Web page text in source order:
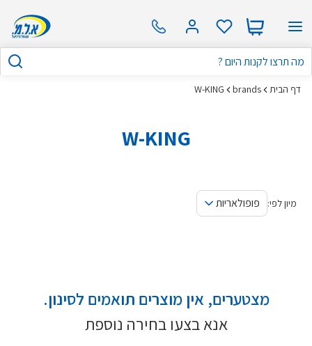
דף הבית brands
W-KING
W-KING
מיון לפי: פופולאריות
מצטערים, אין מוצרים תואמים לסינון.
אנא בצעו בחירה נוספת